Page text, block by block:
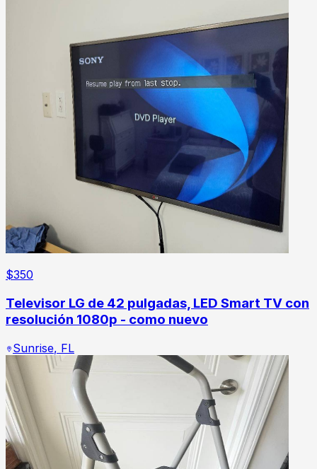
$350
Televisor LG de 42 pulgadas, LED Smart TV con
resolución 1080p - como nuevo
Sunrise, FL